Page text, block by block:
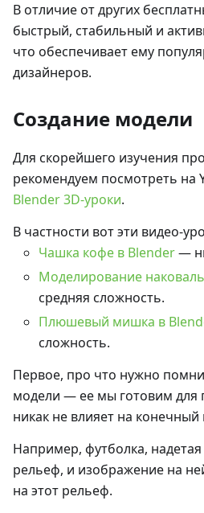
В отличие от других
быстрый, стабильный и
что обеспечивает ему
дизайнеров.
Создание модели
Для скорейшего изучения
рекомендуем посмотреть на
Blender 3D-уроки.
В частности вот эти видео-
Чашка кофе в Blender—
Моделирование
средняя сложность.
Плюшевый мишка в
сложность.
Первое, про что нужно
модели — ее мы готовим для
никак не влияет на конечный
Например, футболка,
рельеф, и изображение на
на этот рельеф.